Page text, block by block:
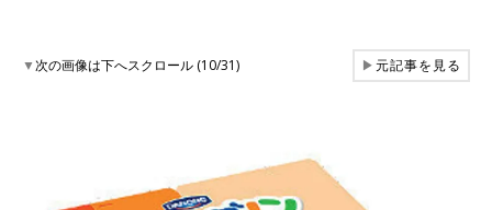
▼次の画像は下へスクロール (10/31) ▶元記事を見る